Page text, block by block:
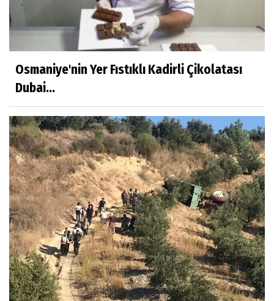
Osmaniye'nin Yer Fıstıklı Kadirli Çikolatası
Dubai...